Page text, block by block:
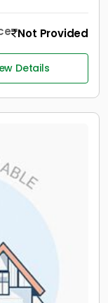
Not Provided
Details